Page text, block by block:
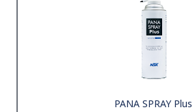
PANA SPRAY Plus